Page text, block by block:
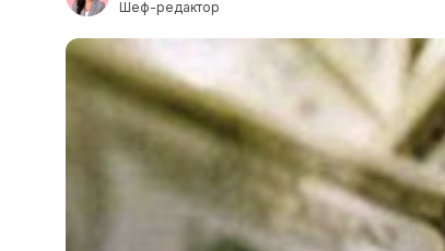
Шеф-редактор